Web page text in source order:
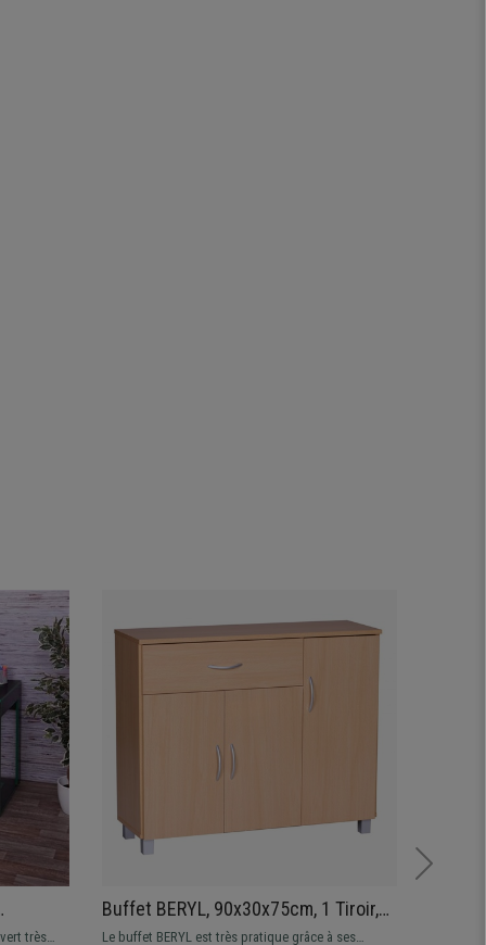
Entrès
Buffet BERYL, 90x30x75cm, 1 Tiroir,
Compartiments à Porte, en Bois
Le buffet BERYL est très pratique grâce à ses